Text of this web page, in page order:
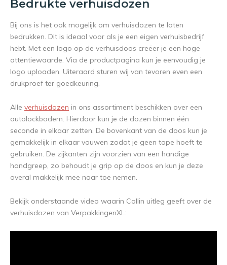
Bedrukte verhuisdozen
Bij ons is het ook mogelijk om verhuisdozen te laten
bedrukken. Dit is ideaal voor als je een eigen verhuisbedrijf
hebt. Met een logo op de verhuisdoos creëer je een hoge
attentiewaarde. Via de productpagina kun je eenvoudig je
logo uploaden. Uiteraard sturen wij van tevoren even een
drukproef ter goedkeuring.
Alle verhuisdozen in ons assortiment beschikken over een
autolockbodem. Hierdoor kun je de dozen binnen één
seconde in elkaar zetten. De bovenkant van de doos kun je
gemakkelijk in elkaar vouwen zodat je geen tape hoeft te
gebruiken. De zijkanten zijn voorzien van een handige
handgreep, zo behoudt je grip op de doos en kun je deze
overal makkelijk mee naar toe nemen.
Bekijk onderstaande video waarin Collin uitleg geeft over de
verhuisdozen van VerpakkingenXL: